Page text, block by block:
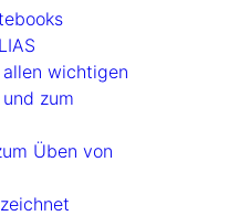
wichtigen
zum
Üben von